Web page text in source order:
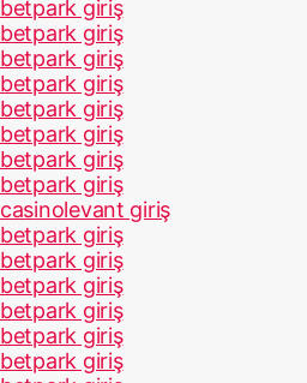
betpark giriş
betpark giriş
betpark giriş
betpark giriş
betpark giriş
betpark giriş
betpark giriş
betpark giriş
casinolevant giriş
betpark giriş
betpark giriş
betpark giriş
betpark giriş
betpark giriş
betpark giriş